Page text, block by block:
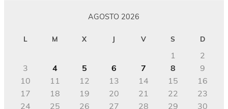
AGOSTO 2026
L M X J V S D
1
2
3
4 5 6 7 8
9
10
11 12 13 14 15
16
17
18 19 20 21 22
23
24
25 26 27 28 29
30